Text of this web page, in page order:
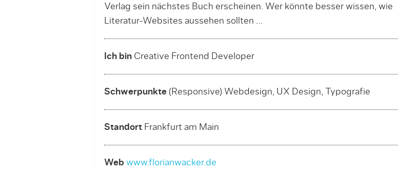
Ver­lag sein nächs­tes Buch erscheinen. Wer könnte besser wissen, wie
Literatur-Websites aussehen sollten …
Ich binCreative Frontend Developer
Schwerpunkte(Responsive) Webdesign, UX Design, Typografie
StandortFrankfurt am Main
Web www.florianwacker.de